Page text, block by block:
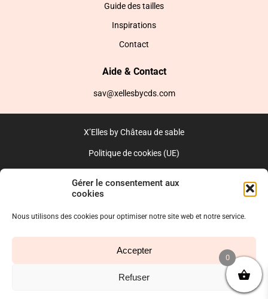
Gérer le consentement aux
cookies
Nous utilisons des cookies pour optimiser notre site web et notre service.
Accepter
Refuser
Guide des tailles
Inspirations
Contact
Aide & Contact
sav@xellesbycds.com
X’Elles by Château de sable
Politique de cookies (UE)
Réalisé par l’agence web :
0